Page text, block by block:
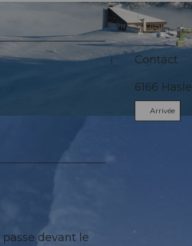
devant le
Contact
6166 Hasle
Arrivée